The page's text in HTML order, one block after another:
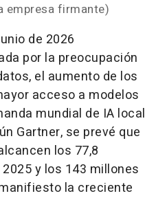
empresa firmante)
de 2026
por la preocupación
el aumento de los
acceso a modelos
mundial de IA local
Gartner, se prevé que
los 77,8
y los 143 millones
la creciente